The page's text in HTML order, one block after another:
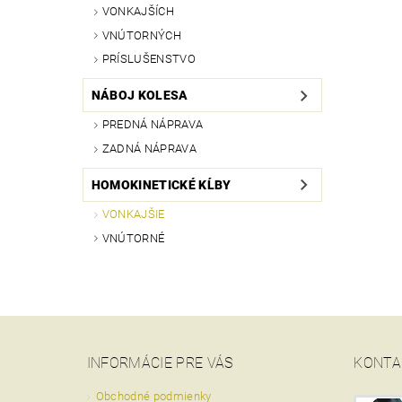
VONKAJŠÍCH
VNÚTORNÝCH
PRÍSLUŠENSTVO
NÁBOJ KOLESA
PREDNÁ NÁPRAVA
ZADNÁ NÁPRAVA
HOMOKINETICKÉ KĹBY
VONKAJŠIE
VNÚTORNÉ
INFORMÁCIE PRE VÁS
Obchodné podmienky